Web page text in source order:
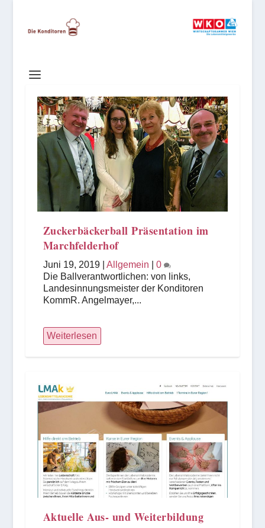
Zuckerbäckerball Präsentation im
Marchfelderhof
Juni 19, 2019| Allgemein
0
Die Ballverantwortlichen: von links,
Landesinnungsmeister der Konditoren
KommR. Angelmayer,...
Weiterlesen
Aktuelle Aus- und Weiterbildung